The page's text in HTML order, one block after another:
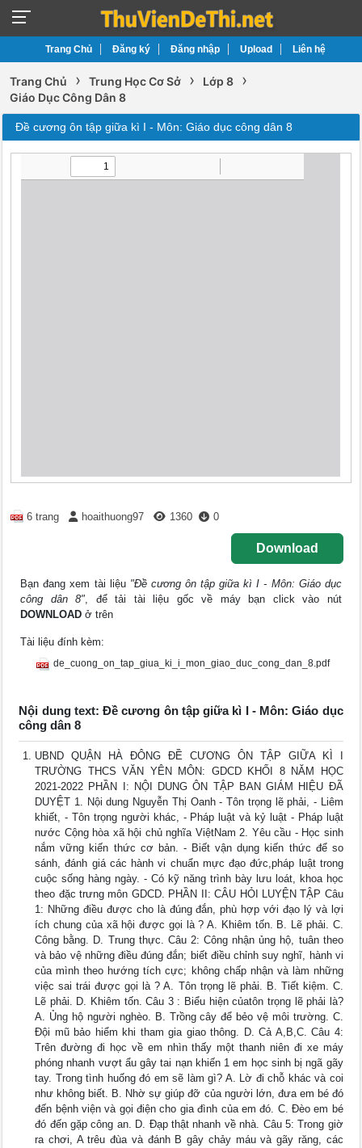
Trang Chủ Đăng ký Đăng nhập Upload Liên hệ
Trang Chủ › Trung Học Cơ Sở › Lớp 8 ›
Giáo Dục Công Dân 8
Đề cương ôn tập giữa kì I - Môn: Giáo dục công dân 8
6 trang hoaithuong97 1360 0
Download
Bạn đang xem tài liệu "Đề cương ôn tập giữa kì I - Môn: Giáo dục
công dân 8", để tải tài liệu gốc về máy bạn click vào nút
DOWNLOAD ở trên
Tài liệu đính kèm:
de_cuong_on_tap_giua_ki_i_mon_giao_duc_cong_dan_8.pdf
Nội dung text: Đề cương ôn tập giữa kì I - Môn: Giáo dục
công dân 8
UBND QUẬN HÀ ĐÔNG ĐỀ CƯƠNG ÔN TẬP GIỮA KÌ I
TRƯỜNG THCS VĂN YÊN MÔN: GDCD KHỐI 8 NĂM HỌC
2021-2022 PHẦN I: NỘI DUNG ÔN TẬP BAN GIÁM HIỆU ĐÃ
DUYỆT 1. Nội dung Nguyễn Thị Oanh - Tôn trọng lẽ phải, - Liêm
khiết, - Tôn trọng người khác, - Pháp luật và kỷ luật - Pháp luật
nước Cộng hòa xã hội chủ nghĩa ViệtNam 2. Yêu cầu - Học sinh
nắm vững kiến thức cơ bản. - Biết vận dụng kiến thức để so
sánh, đánh giá các hành vi chuẩn mực đạo đức,pháp luật trong
cuộc sống hàng ngày. - Có kỹ năng trình bày lưu loát, khoa học
theo đặc trưng môn GDCD. PHẦN II: CÂU HỎI LUYỆN TẬP Câu
1: Những điều được cho là đúng đắn, phù hợp với đạo lý và lợi
ích chung của xã hội được gọi là ? A. Khiêm tốn. B. Lẽ phải. C.
Công bằng. D. Trung thực. Câu 2: Công nhận ủng hộ, tuân theo
và bảo vệ những điều đúng đắn; biết điều chỉnh suy nghĩ, hành vi
của mình theo hướng tích cực; không chấp nhận và làm những
việc sai trái được gọi là ? A. Tôn trọng lẽ phải. B. Tiết kiệm. C.
Lẽ phải. D. Khiêm tốn. Câu 3 : Biểu hiện củatôn trọng lẽ phải là?
A. Ủng hộ người nghèo. B. Trồng cây để bẻo vệ môi trường. C.
Đội mũ bảo hiểm khi tham gia giao thông. D. Cả A,B,C. Câu 4:
Trên đường đi học về em nhìn thấy một thanh niên đi xe máy
phóng nhanh vượt ẩu gây tai nạn khiến 1 em học sinh bị ngã gãy
tay. Trong tình huống đó em sẽ làm gì? A. Lờ đi chỗ khác và coi
như không biết. B. Nhờ sự giúp đỡ của người lớn, đưa em bé đó
đến bệnh viện và gọi điện cho gia đình của em đó. C. Đèo em bé
đó đến gặp công an. D. Đạp thật nhanh về nhà. Câu 5: Trong giờ
ra chơi, A trêu đùa và đánh B gây chảy máu và gãy răng, các